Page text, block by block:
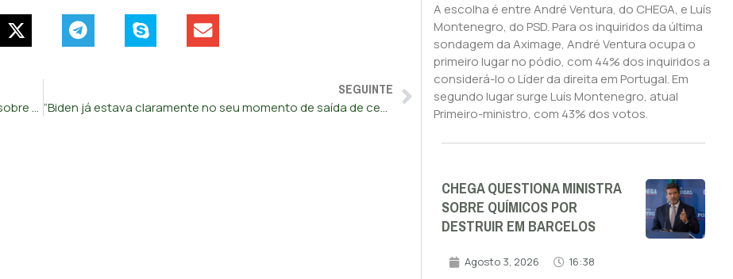
Ministra da Saúde ouvida no parlamento em setembro sobre a situação do INEM
SEGUINTE
“Biden já estava claramente no seu momento de saída de cena”, diz Ventura
A escolha é entre André Ventura, do CHEGA, e Luís
Montenegro, do PSD. Para os inquiridos da última
sondagem da Aximage, André Ventura ocupa o
primeiro lugar no pódio, com 44% dos inquiridos a
considerá-lo o Líder da direita em Portugal. Em
segundo lugar surge Luís Montenegro, atual
Primeiro-ministro, com 43% dos votos.
CHEGA QUESTIONA MINISTRA
SOBRE QUÍMICOS POR
DESTRUIR EM BARCELOS
Agosto 3, 2026 16:38